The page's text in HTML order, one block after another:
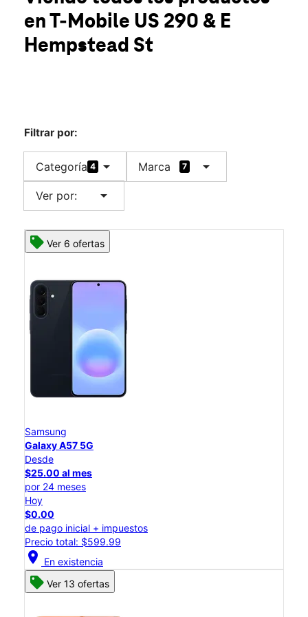
Sáb.:10:00 a.m. a 7:00 p.m.
Dom.: 12:00 p.m. a 6:00 p.m.
2191 E Austin St Ste 103 Giddings, TX 78942
en T-Mobile US 290 & E
Hempstead St
Filtrar por:
Categoría 4 arrow_drop_down Marca 7 arrow_drop_down
Ver por: arrow_drop_down
Ver 6 ofertas
Samsung
Galaxy A57 5G
Desde
$25.00 al mes
por 24 meses
Hoy
$0.00
de pago inicial + impuestos
Precio total: $599.99
location_on En existencia
Ver 13 ofertas